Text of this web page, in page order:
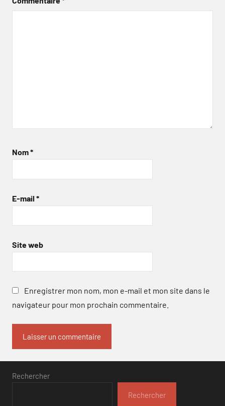
Nom*
E-mail *
Site web
Enregistrer mon nom, mon e-mail et mon site dans le
navigateur pour mon prochain commentaire.
Rechercher
Rechercher